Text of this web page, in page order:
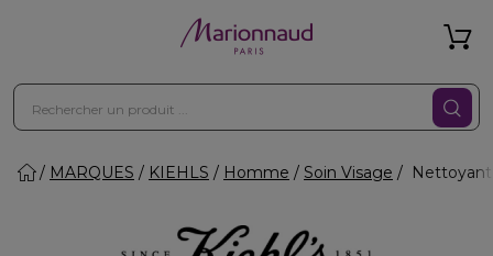
MARQUES KIEHLS Homme Soin Visage Nettoyant